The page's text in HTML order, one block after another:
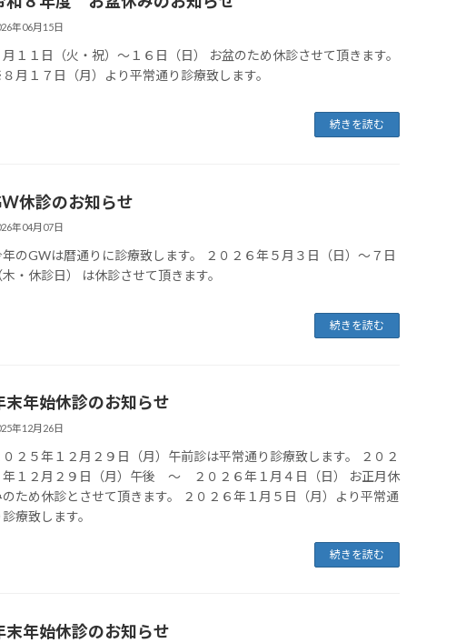
年06月15日
月１１日（火・祝）～１６日（日） お盆のため休診させて頂きます。
月１７日（月）より平常通り診療致します。
続きを読む
休診のお知らせ
年04月07日
年のGWは暦通りに診療致します。 ２０２６年５月３日（日）～７日
木・休診日） は休診させて頂きます。
続きを読む
末年始休診のお知らせ
年12月26日
０２５年１２月２９日（月）午前診は平常通り診療致します。 ２０２
年１２月２９日（月）午後 ～ ２０２６年１月４日（日） お正月休
のため休診とさせて頂きます。 ２０２６年１月５日（月）より平常通
診療致します。
続きを読む
末年始休診のお知らせ